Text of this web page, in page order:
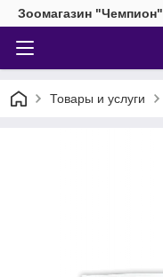
Зоомагазин "Чемпион"
Товары и услуги